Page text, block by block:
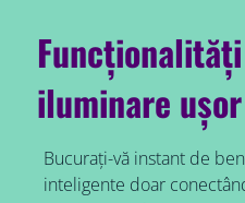
iluminare
Bucurați-vă instant de
inteligente doar